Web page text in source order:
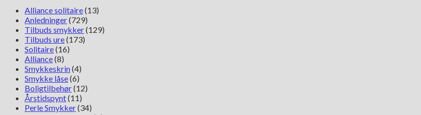
Alliance solitaire(13)
Anledninger(729)
Tilbuds smykker(129)
Tilbuds ure(173)
Solitaire(16)
Alliance(8)
Smykkeskrin(4)
Smykke låse(6)
Boligtilbehør(12)
Årstidspynt(11)
Perle Smykker(34)